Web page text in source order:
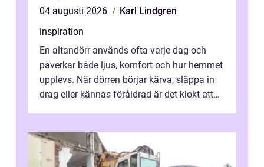
04 augusti 2026
Karl Lindgren
inspiration
En altandörr används ofta varje dag och
påverkar både ljus, komfort och hur hemmet
upplevs. När dörren börjar kärva, släppa in
drag eller kännas föråldrad är det klokt att